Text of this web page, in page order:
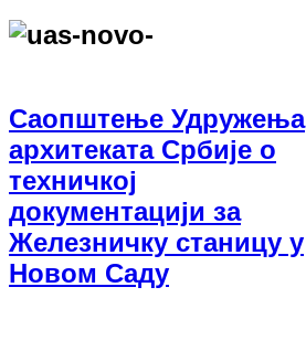
Саопштење Удружења
архитеката Србије о
техничкој
документацији за
Железничку станицу у
Новом Саду